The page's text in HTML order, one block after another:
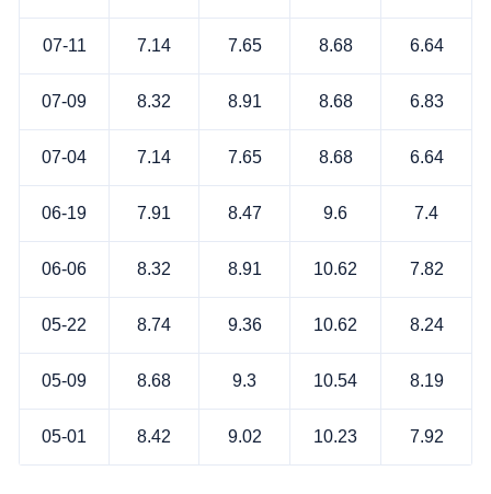
07-11 7.14 7.65 8.68 6.64
07-09 8.32 8.91 8.68 6.83
07-04 7.14 7.65 8.68 6.64
06-19 7.91 8.47 9.6 7.4
06-06 8.32 8.91 10.62 7.82
05-22 8.74 9.36 10.62 8.24
05-09 8.68 9.3 10.54 8.19
05-01 8.42 9.02 10.23 7.92